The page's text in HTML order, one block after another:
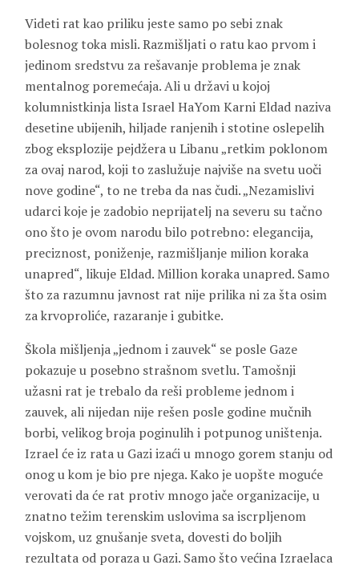
Videti rat kao priliku jeste samo po sebi znak
bolesnog toka misli. Razmišljati o ratu kao prvom i
jedinom sredstvu za rešavanje problema je znak
mentalnog poremećaja. Ali u državi u kojoj
kolumnistkinja lista Israel HaYom Karni Eldad naziva
desetine ubijenih, hiljade ranjenih i stotine oslepelih
zbog eksplozije pejdžera u Libanu „retkim poklonom
za ovaj narod, koji to zaslužuje najviše na svetu uoči
nove godine“, to ne treba da nas čudi. „Nezamislivi
udarci koje je zadobio neprijatelj na severu su tačno
ono što je ovom narodu bilo potrebno: elegancija,
preciznost, poniženje, razmišljanje milion koraka
unapred“, likuje Eldad. Million koraka unapred. Samo
što za razumnu javnost rat nije prilika ni za šta osim
za krvoproliće, razaranje i gubitke.
Škola mišljenja „jednom i zauvek“ se posle Gaze
pokazuje u posebno strašnom svetlu. Tamošnji
užasni rat je trebalo da reši probleme jednom i
zauvek, ali nijedan nije rešen posle godine mučnih
borbi, velikog broja poginulih i potpunog uništenja.
Izrael će iz rata u Gazi izaći u mnogo gorem stanju od
onog u kom je bio pre njega. Kako je uopšte moguće
verovati da će rat protiv mnogo jače organizacije, u
znatno težim terenskim uslovima sa iscrpljenom
vojskom, uz gnušanje sveta, dovesti do boljih
rezultata od poraza u Gazi. Samo što većina Izraelaca